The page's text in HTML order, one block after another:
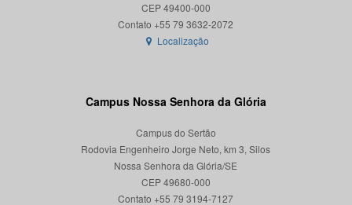
CEP 49400-000
Localização
Campus Nossa Senhora da Glória
Campus do Sertão
Rodovia Engenheiro Jorge Neto, km 3, Silos
Nossa Senhora da Glória/SE
CEP 49680-000